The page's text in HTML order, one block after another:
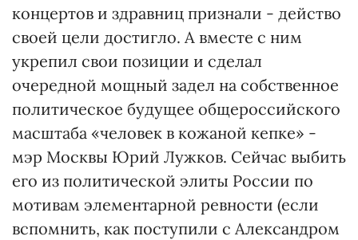
концертов и здравниц признали - действо
своей цели достигло. А вместе с ним
укрепил свои позиции и сделал
очередной мощный задел на собственное
политическое будущее общероссийского
масштаба «человек в кожаной кепке» -
мэр Москвы Юрий Лужков. Сейчас выбить
его из политической элиты России по
мотивам элементарной ревности (если
вспомнить, как поступили с Александром